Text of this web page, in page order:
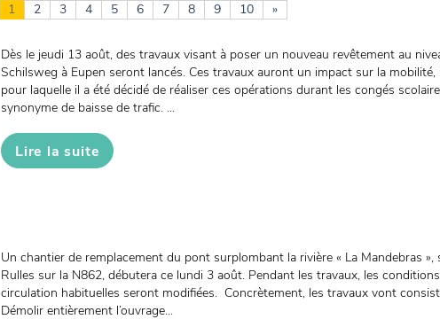
1 2 3 4 5 6 7 8 9 10 »
Dès le jeudi 13 août, des travaux visant à poser un nouveau revêtement au
Schilsweg à Eupen seront lancés. Ces travaux auront un impact sur la mobilité,
pour laquelle il a été décidé de réaliser ces opérations durant les congés
synonyme de baisse de trafic. ...
Lire la suite
Un chantier de remplacement du pont surplombant la rivière « La Mandebras »,
Rulles sur la N862, débutera ce lundi 3 août. Pendant les travaux, les
circulation habituelles seront modifiées. Concrètement, les travaux vont
Démolir entièrement l’ouvrage...